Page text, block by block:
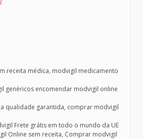
receita médica, modvigil medicamento
genéricos encomendar modvigil online
qualidade garantida, comprar modvigil
Frete grátis em todo o mundo da UE
Online sem receita, Comprar modvigil